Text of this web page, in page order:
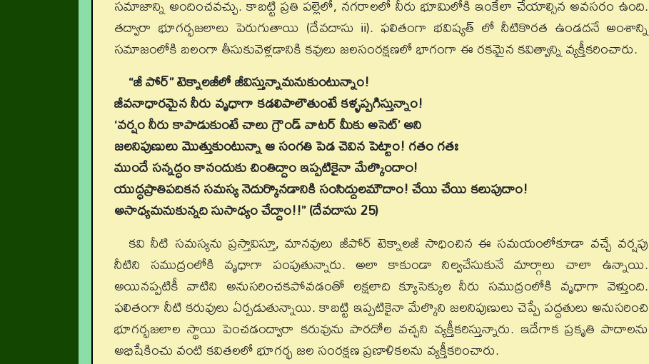
సమాజాన్ని అందించవచ్చు. కాబట్టి ప్రతి పల్లెలో, నగరాలలో నీరు భూమిలోకి ఇంకేలా చేయాల్సిన అవసరం ఉంది.
తద్వారా భూగర్భజలాలు పెరుగుతాయి (దేవదాసు ii). ఫలితంగా భవిష్యత్ లో నీటికొరత ఉండదనే అంశాన్ని
సమాజంలోకి బలంగా తీసుకువెళ్లడానికి కవులు జలసంరక్షణలో భాగంగా ఈ రకమైన కవిత్వాన్ని వ్యక్తీకరించారు.
“జీ పోర్” టెక్నాలజీలో జీవిస్తున్నామనుకుంటున్నాం!
జీవనాధారమైన నీరు వృధాగా కడలిపాలౌతుంటే కళ్ళప్పగిస్తున్నాం!
‘వర్షం నీరు కాపాడుకుంటే చాలు గ్రౌండ్ వాటర్ మీకు అసెట్’ అని
జలనిపుణులు మొత్తుకుంటున్నా ఆ సంగతి పెడ చెవిన పెట్టాం! గతం గతః
ముందే సన్నద్ధం కానందుకు చింతిద్దాం ఇప్పటికైనా మేల్కొందా౦!
యుద్ధప్రాతిపదికన సమస్య నెదుర్కొనడానికి సంసిద్దులమౌదాం! చేయి చేయి కలుపుదాం!
అసాధ్యమనుకున్నది సుసాధ్యం చేద్దాం!!” (దేవదాసు 25)
కవి నీటి సమస్యను ప్రస్తావిస్తూ, మానవులు జీపోర్ టెక్నాలజీ సాధించిన ఈ సమయంలోకూడా వచ్చే వర్షపు
నీటిని సముద్రంలోకి వృధాగా పంపుతున్నారు. అలా కాకుండా నిల్వచేసుకునే మార్గాలు చాలా ఉన్నాయి.
అయినప్పటికీ వాటిని అనుసరించకపోవడంతో లక్షలాది క్యూసెక్కుల నీరు సముద్రంలోకి వృధాగా వెళ్తుంది.
ఫలితంగా నీటి కరువులు ఏర్పడుతున్నాయి. కాబట్టి ఇప్పటికైనా మేల్కొని జలనిపుణులు చెప్పే పద్ధతులు అనుసరించి
భూగర్భజలాల స్థాయి పెంచడంద్వారా కరువును పారదోల వచ్చని వ్యక్తీకరిస్తున్నారు. ఇదేగాక ప్రకృతి పాదాలను
అభిషేకించు వంటి కవితలలో భూగర్భ జల సంరక్షణ ప్రణాళికలను వ్యక్తీకరించారు.